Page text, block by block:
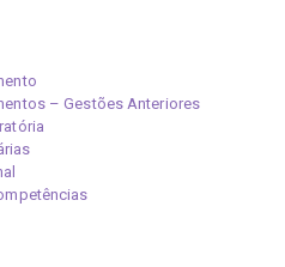
– Gestões Anteriores